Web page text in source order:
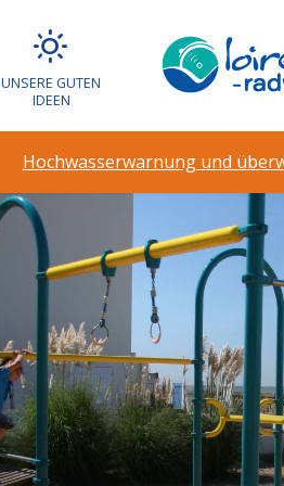
UNSERE GUTEN
IDEEN
Hochwasserwarnung und